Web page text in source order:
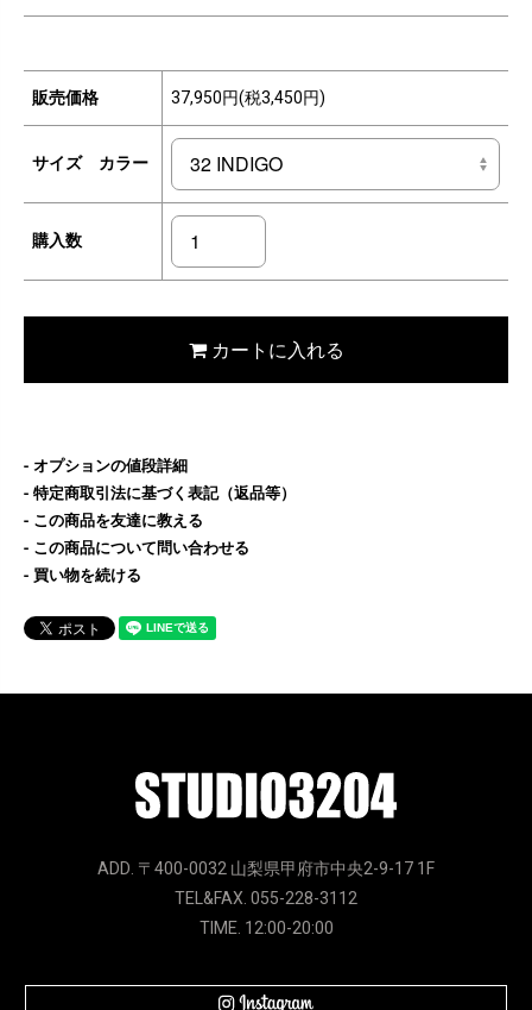
販売価格 37,950円(税3,450円)
サイズ カラー
購入数
カートに入れる
オプションの値段詳細
特定商取引法に基づく表記（返品等）
この商品を友達に教える
この商品について問い合わせる
買い物を続ける
ADD. 〒400-0032 山梨県甲府市中央2-9-17 1F
TEL&FAX. 055-228-3112
TIME. 12:00-20:00